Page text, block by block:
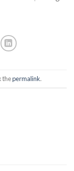
thepermalink.